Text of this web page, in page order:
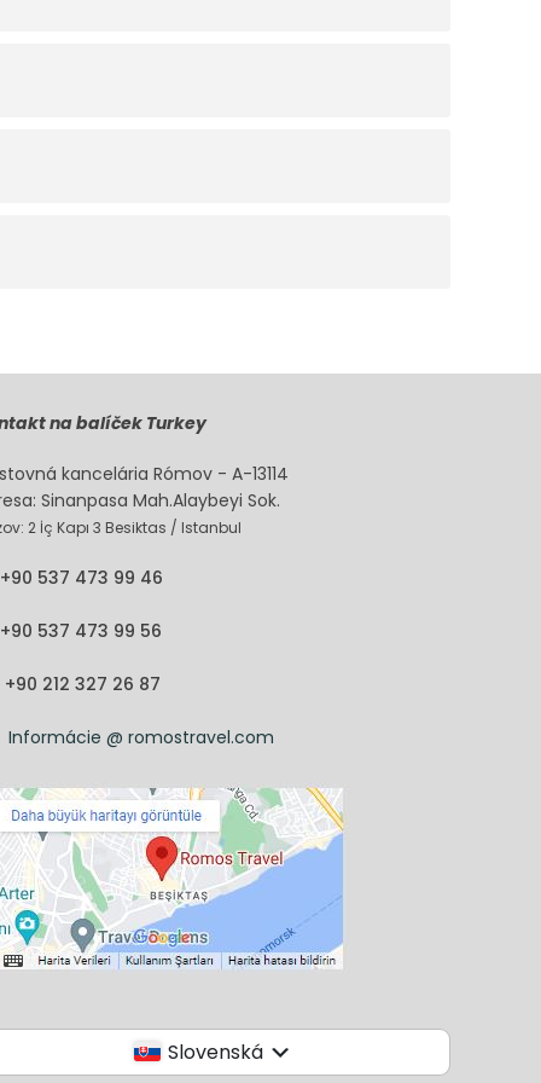
na balíček Turkey
kancelária Rómov - A-13114
Sinanpasa Mah.Alaybeyi Sok.
2 İç Kapı 3 Besiktas / Istanbul
+90 537 473 99 46
+90 537 473 99 56
+90 212 327 26 87
Informácie @ romostravel.com
Slovenská